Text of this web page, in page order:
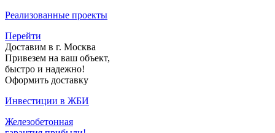
Реализованные проекты
Перейти
Доставим в г. Москва
Привезем на ваш объект,
быстро и надежно!
Оформить доставку
Инвестиции в ЖБИ
Железобетонная